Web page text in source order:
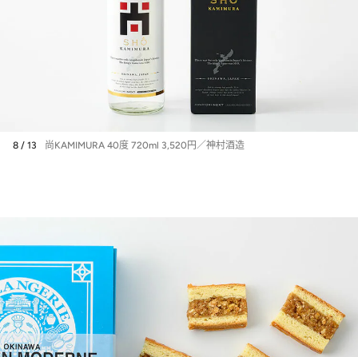
8 / 13 尚KAMIMURA 40度 720ml 3,520円／神村酒造